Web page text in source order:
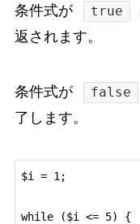
条件式が true
返されます。
条件式が false
了します。
$i = 1;
while ($i <= 5) {